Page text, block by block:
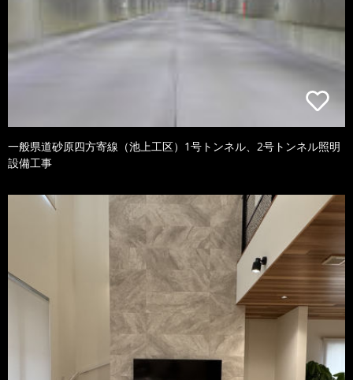
一般県道砂原四方寄線（池上工区）1号トンネル、2号トンネル照明
設備工事